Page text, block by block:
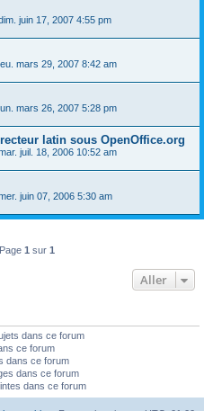
juin 17, 2007 4:55 pm
mars 29, 2007 8:42 am
mars 26, 2007 5:28 pm
latin sous OpenOffice.org
juil. 18, 2006 10:52 am
juin 07, 2006 5:30 am
1 sur 1
Aller
dans ce forum
ce forum
dans ce forum
dans ce forum
dans ce forum